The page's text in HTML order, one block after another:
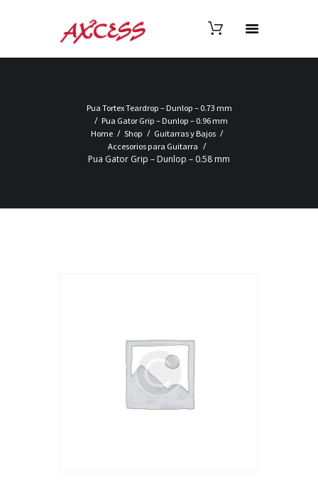
Pua Tortex Teardrop – Dunlop – 0.73 mm
Pua Gator Grip – Dunlop – 0.96 mm
Home
Shop
Guitarras y Bajos
Accesorios para Guitarra
Pua Gator Grip – Dunlop – 0.58 mm